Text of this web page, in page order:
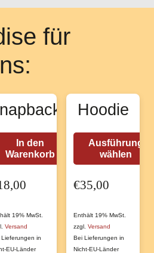
für
In den
Warenkorb
19% MwSt.
Versand
Lieferungen in
EU-Länder
Hoodie
Ausführung
wählen
€35,00
Enthält 19% MwSt.
zzgl. Versand
Bei Lieferungen in
Nicht-EU-Länder